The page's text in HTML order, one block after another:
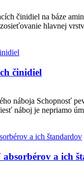
činidiel na báze
hlavnej
činidiel
náboja Schopnosť
náboj je nepriamo
a ich